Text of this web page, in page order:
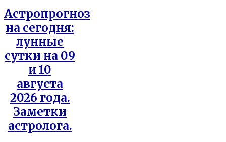
Астропрогноз
на сегодня:
лунные
сутки на 09
и 10
августа
2026 года.
Заметки
астролога.